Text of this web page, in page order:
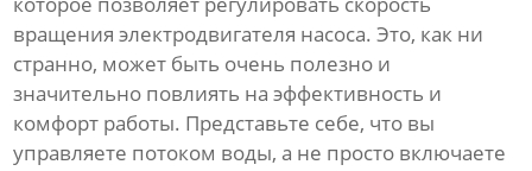
вращения электродвигателя насоса. Это, как ни
странно, может быть очень полезно и
значительно повлиять на эффективность и
комфорт работы. Представьте себе, что вы
управляете потоком воды, а не просто включаете